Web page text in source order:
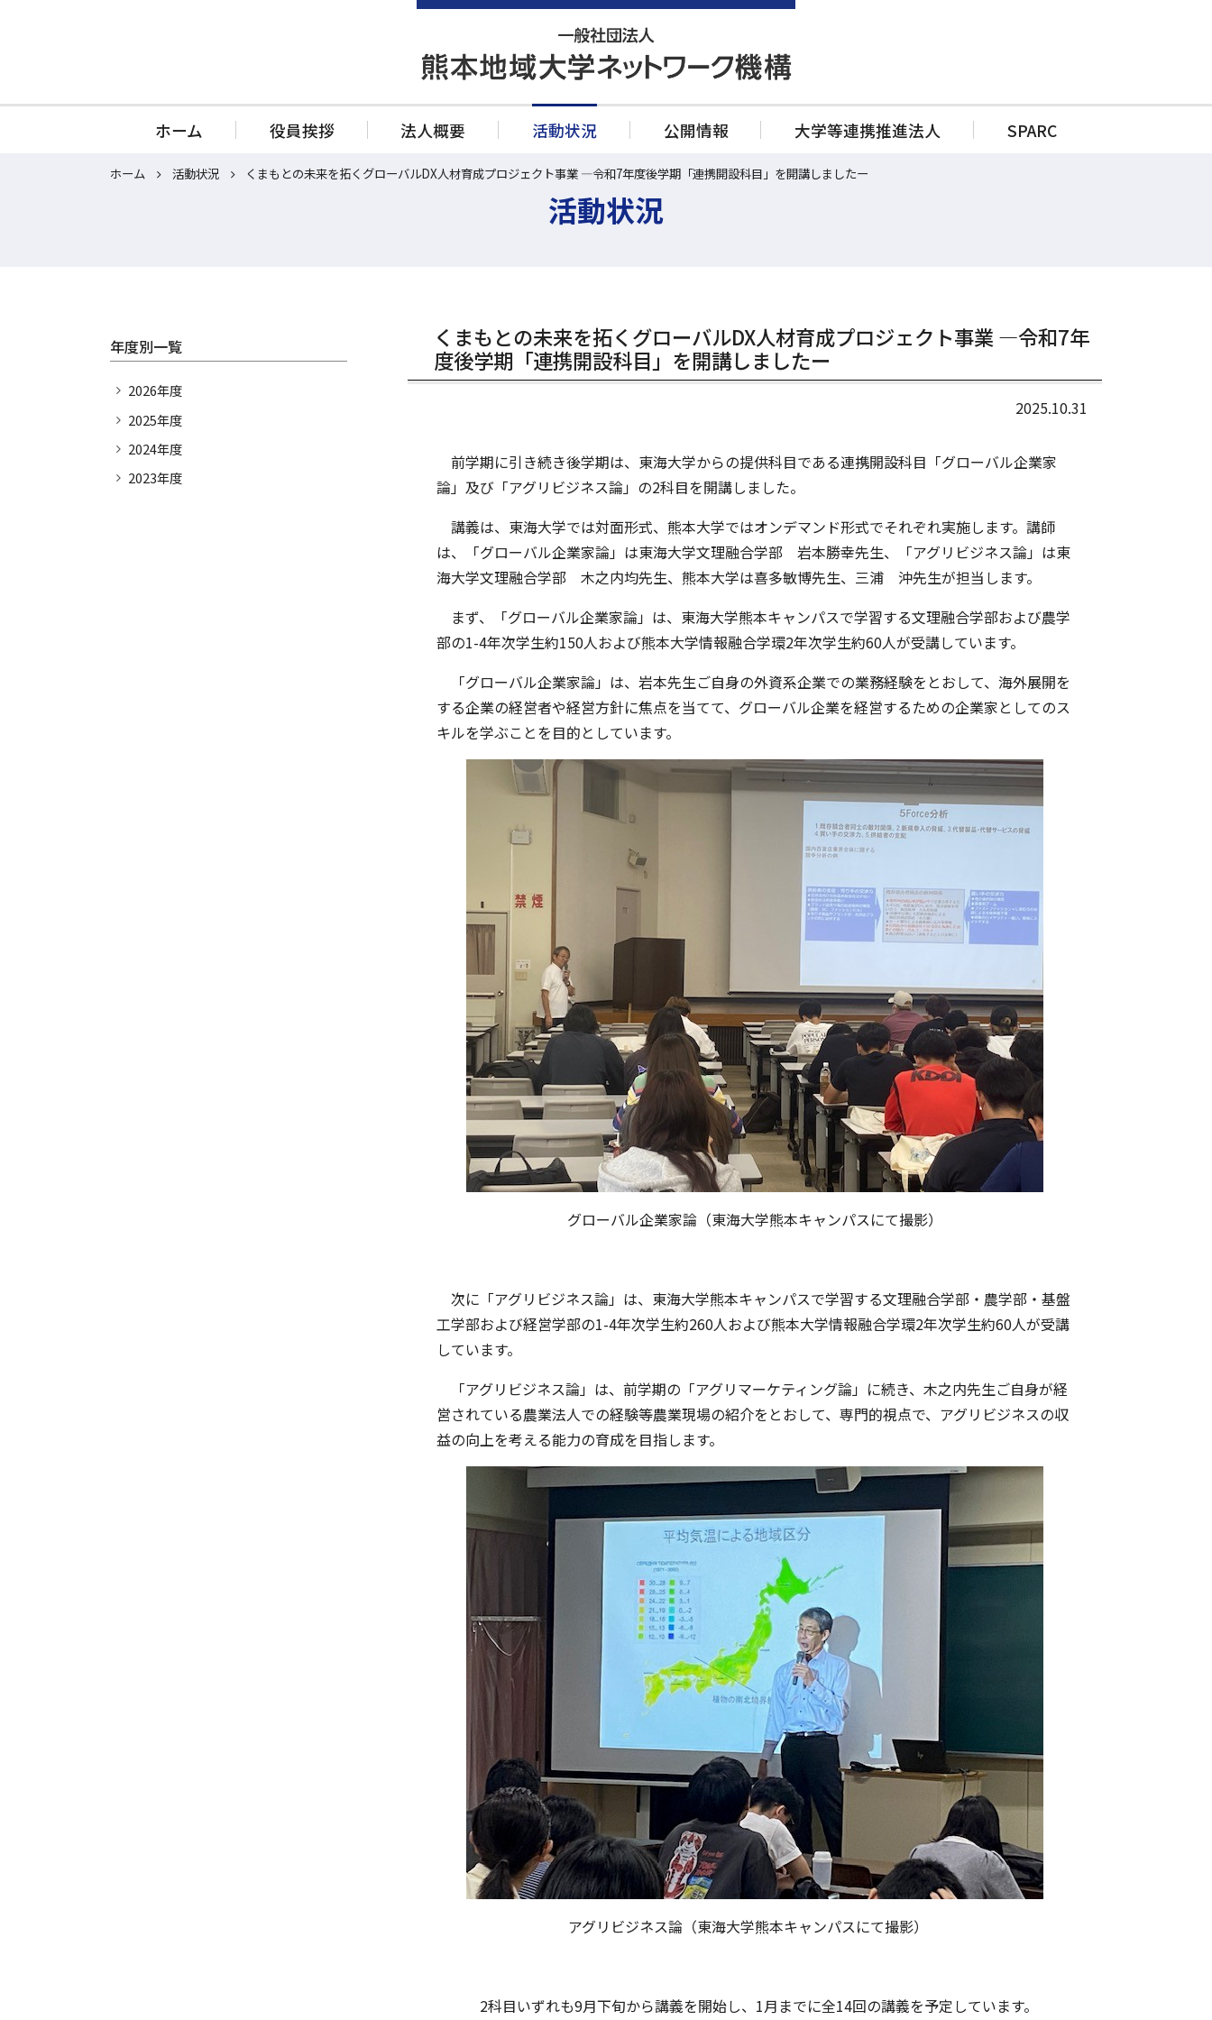
ホーム 役員挨拶 法人概要 活動状況 公開情報 大学等連携推進法人 SPARC
ホーム 活動状況 くまもとの未来を拓くグローバルDX人材育成プロジェクト事業 ―令和7年度後学期「連携開設科目」を開講しましたー
活動状況
くまもとの未来を拓くグローバルDX人材育成プロジェクト事業 ―令和7年
度後学期「連携開設科目」を開講しましたー
2025.10.31
前学期に引き続き後学期は、東海大学からの提供科目である連携開設科目「グローバル企業家
論」及び「アグリビジネス論」の2科目を開講しました。
講義は、東海大学では対面形式、熊本大学ではオンデマンド形式でそれぞれ実施します。講師
は、「グローバル企業家論」は東海大学文理融合学部 岩本勝幸先生、「アグリビジネス論」は東
海大学文理融合学部 木之内均先生、熊本大学は喜多敏博先生、三浦 沖先生が担当します。
まず、「グローバル企業家論」は、東海大学熊本キャンパスで学習する文理融合学部および農学
部の1-4年次学生約150人および熊本大学情報融合学環2年次学生約60人が受講しています。
「グローバル企業家論」は、岩本先生ご自身の外資系企業での業務経験をとおして、海外展開を
する企業の経営者や経営方針に焦点を当てて、グローバル企業を経営するための企業家としてのス
キルを学ぶことを目的としています。
グローバル企業家論（東海大学熊本キャンパスにて撮影）
次に「アグリビジネス論」は、東海大学熊本キャンパスで学習する文理融合学部・農学部・基盤
工学部および経営学部の1-4年次学生約260人および熊本大学情報融合学環2年次学生約60人が受講
しています。
「アグリビジネス論」は、前学期の「アグリマーケティング論」に続き、木之内先生ご自身が経
営されている農業法人での経験等農業現場の紹介をとおして、専門的視点で、アグリビジネスの収
益の向上を考える能力の育成を目指します。
アグリビジネス論（東海大学熊本キャンパスにて撮影）
2科目いずれも9月下旬から講義を開始し、1月までに全14回の講義を予定しています。
年度別一覧
2026年度
2025年度
2024年度
2023年度
ホーム
役員・会員名簿 運営体制 定款・規則
活動状況
公開情報
事業計画書
大学等連携推進法人